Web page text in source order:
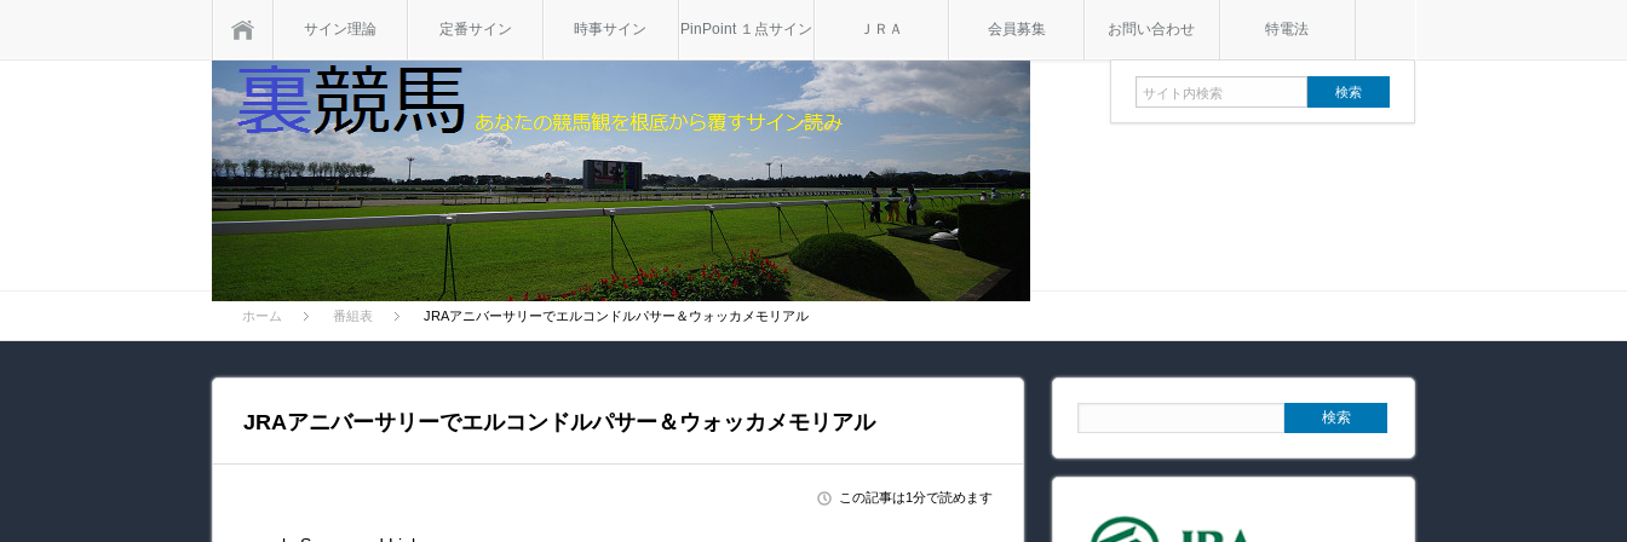
サイン理論 定番サイン 時事サイン PinPoint １点サイン ＪＲＡ 会員募集 お問い合わせ 特電法
ホーム 番組表 JRAアニバーサリーでエルコンドルパサー＆ウォッカメモリアル
JRAアニバーサリーでエルコンドルパサー＆ウォッカメモリアル
この記事は1分で読めます